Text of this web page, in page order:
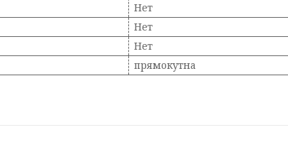
Нет
Нет
Нет
прямокутна